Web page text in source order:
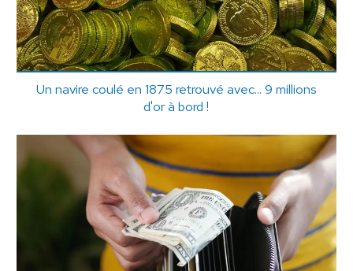
Un navire coulé en 1875 retrouvé avec... 9 millions
d'or à bord !